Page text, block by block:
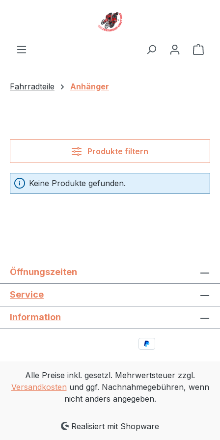
Fahrradteile Anhänger
Produkte filtern
Keine Produkte gefunden.
Öffnungszeiten
Service
Information
Alle Preise inkl. gesetzl. Mehrwertsteuer zzgl.
Versandkosten und ggf. Nachnahmegebühren, wenn
nicht anders angegeben.
Realisiert mit Shopware